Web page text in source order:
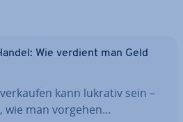
Wie verdient man Geld
kann lukrativ sein –
wie man vorgehen…